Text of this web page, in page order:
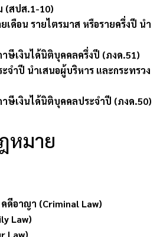
(สปส.1-10)
เดือน รายไตรมาส หรือรายครึ่งปี นำ
ษีเงินได้นิติบุคคลครึ่งปี (ภงด.51)
จำปี นำเสนอผู้บริหาร และกระทรวง
ษีเงินได้นิติบุคคลประจำปี (ภงด.50)
หมาย
ดีอาญา (Criminal Law)
Law)
Law)